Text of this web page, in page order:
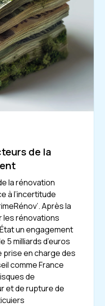
de la
la rénovation
à l’incertitude
Après la
les rénovations
un engagement
5 milliards d’euros
prise en charge des
comme France
de
et de rupture de